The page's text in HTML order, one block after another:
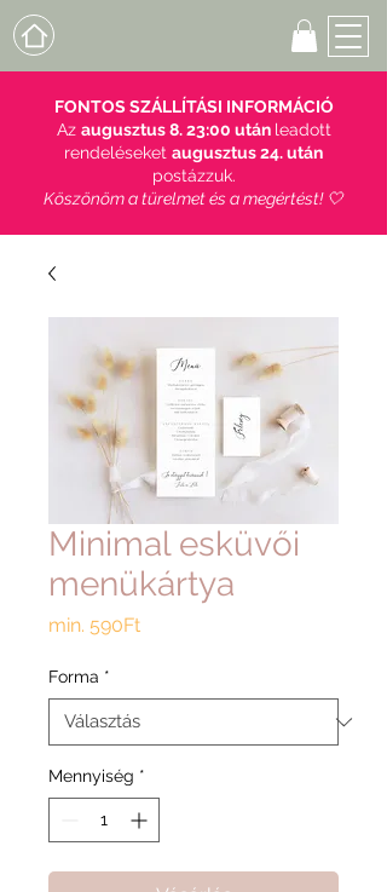
FONTOS SZÁLLÍTÁSI INFORMÁCIÓ
Az augusztus 8. 23:00 után leadott
rendeléseket augusztus 24. után
postázzuk.
Köszönöm a türelmet és a megértést! 🤍
Minimal esküvői
menükártya
min. 590FtAkciós
Forma *
Mennyiség *